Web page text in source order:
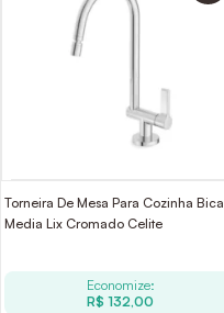
Torneira De Mesa Para Cozinha Bica
Media Lix Cromado Celite
Economize:
R$ 132,00